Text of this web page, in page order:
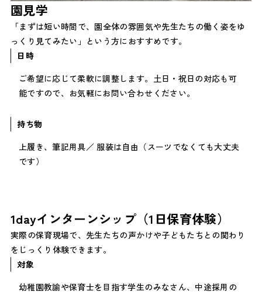
園見学
「まずは短い時間で、園全体の雰囲気や先生たちの働く姿をゆ
っくり見てみたい」という方におすすめです。
日時
ご希望に応じて柔軟に調整します。土日・祝日の対応も可
能ですので、お気軽にお問い合わせください。
持ち物
上履き、筆記用具／ 服装は自由（スーツでなくても大丈夫
です）
1dayインターンシップ（1日保育体験）
実際の保育現場で、先生たちの声かけや子どもたちとの関わり
をじっくり体験できます。
対象
幼稚園教諭や保育士を目指す学生のみなさん、中途採用の